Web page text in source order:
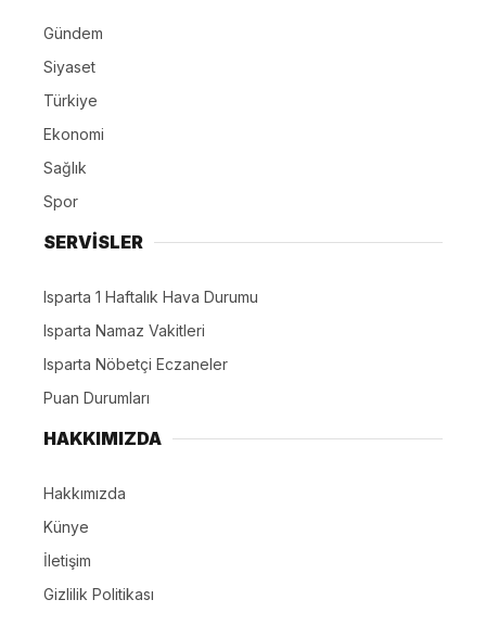
Gündem
Siyaset
Türkiye
Ekonomi
Sağlık
Spor
SERVİSLER
Isparta 1 Haftalık Hava Durumu
Isparta Namaz Vakitleri
Isparta Nöbetçi Eczaneler
Puan Durumları
HAKKIMIZDA
Hakkımızda
Künye
İletişim
Gizlilik Politikası